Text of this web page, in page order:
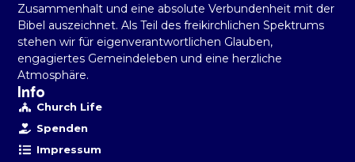
Zusammenhalt und eine absolute Verbundenheit mit der
Bibel auszeichnet. Als Teil des freikirchlichen Spektrums
stehen wir für eigenverantwortlichen Glauben,
engagiertes Gemeindeleben und eine herzliche
Atmosphäre.
Info
Church Life
Spenden
Impressum